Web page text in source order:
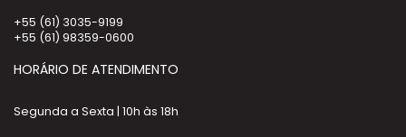
+55 (61) 3035-9199
+55 (61) 98359-0600
HORÁRIO DE ATENDIMENTO
Segunda a Sexta | 10h às 18h